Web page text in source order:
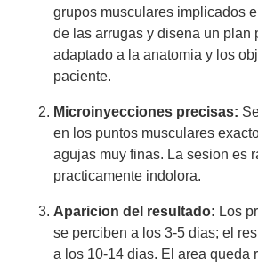
grupos musculares implicados
de las arrugas y disena un plan
adaptado a la anatomia y los
paciente.
Microinyecciones precisas:
en los puntos musculares
agujas muy finas. La sesion es
practicamente indolora.
Aparicion del resultado: Los
se perciben a los 3-5 dias; el
a los 10-14 dias. El area queda